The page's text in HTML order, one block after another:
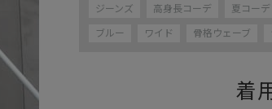
ジーンズ 高身長コーデ 夏コーデ
ブルー ワイド 骨格ウェーブ
着